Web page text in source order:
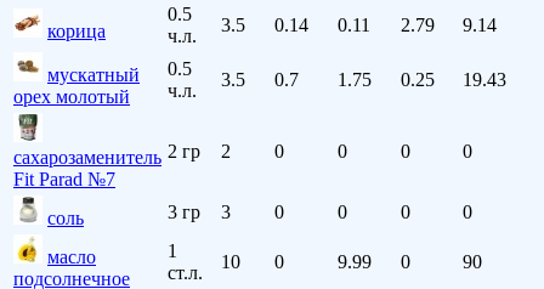
корица
0.5
ч.л.
3.5 0.14 0.11 2.79 9.14
мускатный
орех молотый
0.5
ч.л.
3.5 0.7 1.75 0.25 19.43
сахарозаменитель
Fit Parad №7
2 гр 2 0 0 0 0
соль 3 гр 3 0 0 0 0
масло
подсолнечное
1
ст.л.
10 0 9.99 0 90